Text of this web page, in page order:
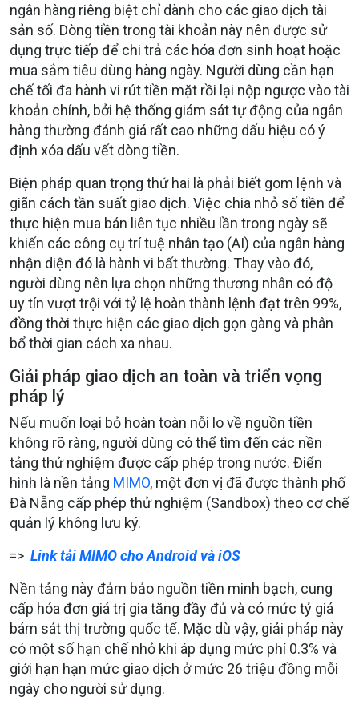
ngân hàng riêng biệt chỉ dành cho các giao dịch tài
sản số. Dòng tiền trong tài khoản này nên được sử
dụng trực tiếp để chi trả các hóa đơn sinh hoạt hoặc
mua sắm tiêu dùng hàng ngày. Người dùng cần hạn
chế tối đa hành vi rút tiền mặt rồi lại nộp ngược vào tài
khoản chính, bởi hệ thống giám sát tự động của ngân
hàng thường đánh giá rất cao những dấu hiệu có ý
định xóa dấu vết dòng tiền.
Biện pháp quan trọng thứ hai là phải biết gom lệnh và
giãn cách tần suất giao dịch. Việc chia nhỏ số tiền để
thực hiện mua bán liên tục nhiều lần trong ngày sẽ
khiến các công cụ trí tuệ nhân tạo (AI) của ngân hàng
nhận diện đó là hành vi bất thường. Thay vào đó,
người dùng nên lựa chọn những thương nhân có độ
uy tín vượt trội với tỷ lệ hoàn thành lệnh đạt trên 99%,
đồng thời thực hiện các giao dịch gọn gàng và phân
bổ thời gian cách xa nhau.
Giải pháp giao dịch an toàn và triển vọng
pháp lý
Nếu muốn loại bỏ hoàn toàn nỗi lo về nguồn tiền
không rõ ràng, người dùng có thể tìm đến các nền
tảng thử nghiệm được cấp phép trong nước. Điển
hình là nền tảng MIMO, một đơn vị đã được thành phố
Đà Nẵng cấp phép thử nghiệm (Sandbox) theo cơ chế
quản lý không lưu ký.
=> Link tải MIMO cho Android và iOS
Nền tảng này đảm bảo nguồn tiền minh bạch, cung
cấp hóa đơn giá trị gia tăng đầy đủ và có mức tỷ giá
bám sát thị trường quốc tế. Mặc dù vậy, giải pháp này
có một số hạn chế nhỏ khi áp dụng mức phí 0.3% và
giới hạn hạn mức giao dịch ở mức 26 triệu đồng mỗi
ngày cho người sử dụng.